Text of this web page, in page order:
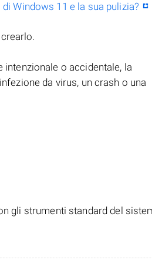
Windows 11 e la sua pulizia?
intenzionale o accidentale, la
da virus, un crash o una
gli strumenti standard del